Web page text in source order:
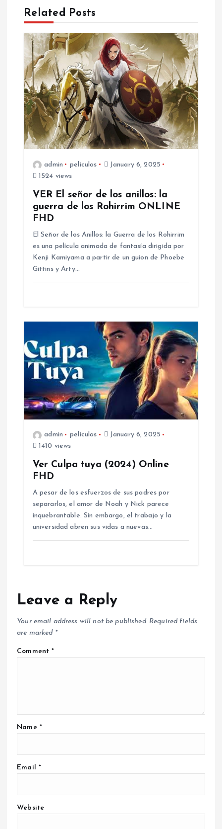
a
v
g
a
t
Related Posts
admin peliculas
January 6, 2025
1524 views
VER El señor de los anillos: la
guerra de los Rohirrim ONLINE
FHD
El Señor de los Anillos: la Guerra de los Rohirrim
es una película animada de fantasía dirigida por
Kenji Kamiyama a partir de un guion de Phoebe
Gittins y Arty…
admin peliculas
January 6, 2025
1410 views
Ver Culpa tuya (2024) Online
FHD
A pesar de los esfuerzos de sus padres por
separarlos, el amor de Noah y Nick parece
inquebrantable. Sin embargo, el trabajo y la
universidad abren sus vidas a nuevas…
Leave a Reply
Your email address will not be published. Required fields
are marked *
Comment*
Name *
Email *
Website